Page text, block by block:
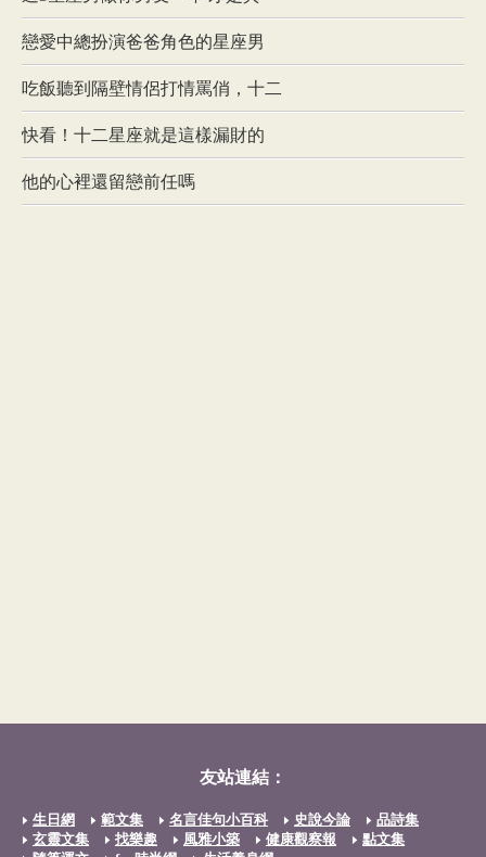
戀愛中總扮演爸爸角色的星座男
吃飯聽到隔壁情侶打情罵俏，十二
快看！十二星座就是這樣漏財的
他的心裡還留戀前任嗎
友站連結：
生日網 範文集 名言佳句小百科 史說今論
品詩集
玄靈文集
找樂趣 風雅小築 健康觀察報
點文集